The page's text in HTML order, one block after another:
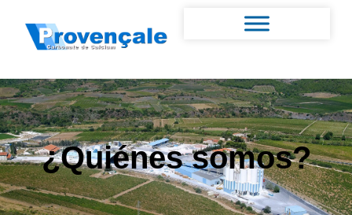
¿Quiénes somos?